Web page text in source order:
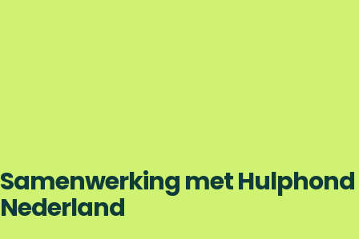
Samenwerking met Hulphond
Nederland